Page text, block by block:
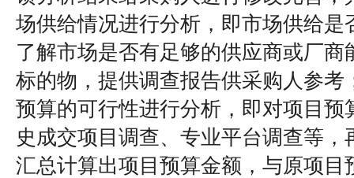
场供给情况进行分析，即市场供给是
了解市场是否有足够的供应商或厂商
标的物，提供调查报告供采购人参考
预算的可行性进行分析，即对项目预
史成交项目调查、专业平台调查等，
汇总计算出项目预算金额，与原项目